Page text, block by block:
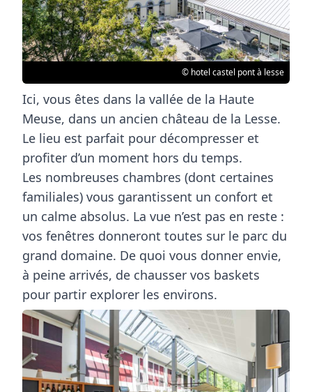
© hotel castel pont à lesse
Ici, vous êtes dans la vallée de la Haute
Meuse, dans un ancien château de la Lesse.
Le lieu est parfait pour décompresser et
profiter d’un moment hors du temps.
Les nombreuses chambres (dont certaines
familiales) vous garantissent un confort et
un calme absolus. La vue n’est pas en reste :
vos fenêtres donneront toutes sur le parc du
grand domaine. De quoi vous donner envie,
à peine arrivés, de chausser vos baskets
pour partir explorer les environs.